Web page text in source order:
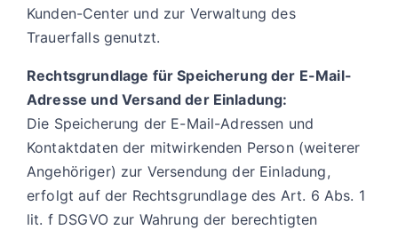
Kunden-Center und zur Verwaltung des
Trauerfalls genutzt.
Rechtsgrundlage für Speicherung der E-Mail-
Adresse und Versand der Einladung:
Die Speicherung der E-Mail-Adressen und
Kontaktdaten der mitwirkenden Person (weiterer
Angehöriger) zur Versendung der Einladung,
erfolgt auf der Rechtsgrundlage des Art. 6 Abs. 1
lit. f DSGVO zur Wahrung der berechtigten